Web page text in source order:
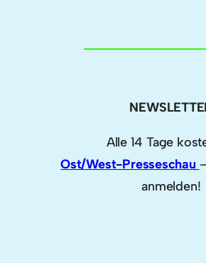
Alle 14 Tage
Ost/West-Presseschau
anmelden!